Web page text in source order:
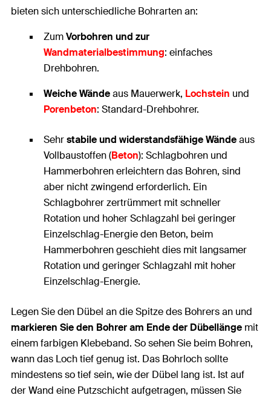
bieten sich unterschiedliche Bohrarten an:
ZumVorbohren und zur
Wandmaterialbestimmung: einfaches
Drehbohren.
Weiche Wändeaus Mauerwerk, Lochstein und
Porenbeton: Standard-Drehbohrer.
Sehrstabile und widerstandsfähige Wändeaus
Vollbaustoffen (Beton): Schlagbohren und
Hammerbohren erleichtern das Bohren, sind
aber nicht zwingend erforderlich. Ein
Schlagbohrer zertrümmert mit schneller
Rotation und hoher Schlagzahl bei geringer
Einzelschlag-Energie den Beton, beim
Hammerbohren geschieht dies mit langsamer
Rotation und geringer Schlagzahl mit hoher
Einzelschlag-Energie.
Legen Sie den Dübel an die Spitze des Bohrers an und
markieren Sie den Bohrer am Ende der Dübellänge mit
einem farbigen Klebeband. So sehen Sie beim Bohren,
wann das Loch tief genug ist. Das Bohrloch sollte
mindestens so tief sein, wie der Dübel lang ist. Ist auf
der Wand eine Putzschicht aufgetragen, müssen Sie